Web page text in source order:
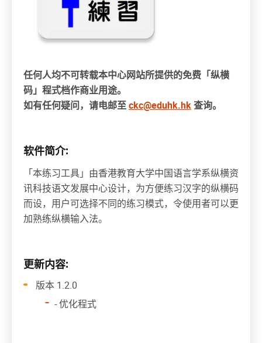
任何人均不可转载本中心网站所提供的免费「纵横
码」程式档作商业用途。
如有任何疑问，请电邮至ckc@eduhk.hk查询。
软件简介:
「本练习工具」由香港教育大学中国语言学系纵横资
讯科技语文发展中心设计，为方便练习汉字的纵横码
而设，用户可选择不同的练习模式，令使用者可以更
加熟练纵横输入法。
更新内容:
版本 1.2.0
- 优化程式